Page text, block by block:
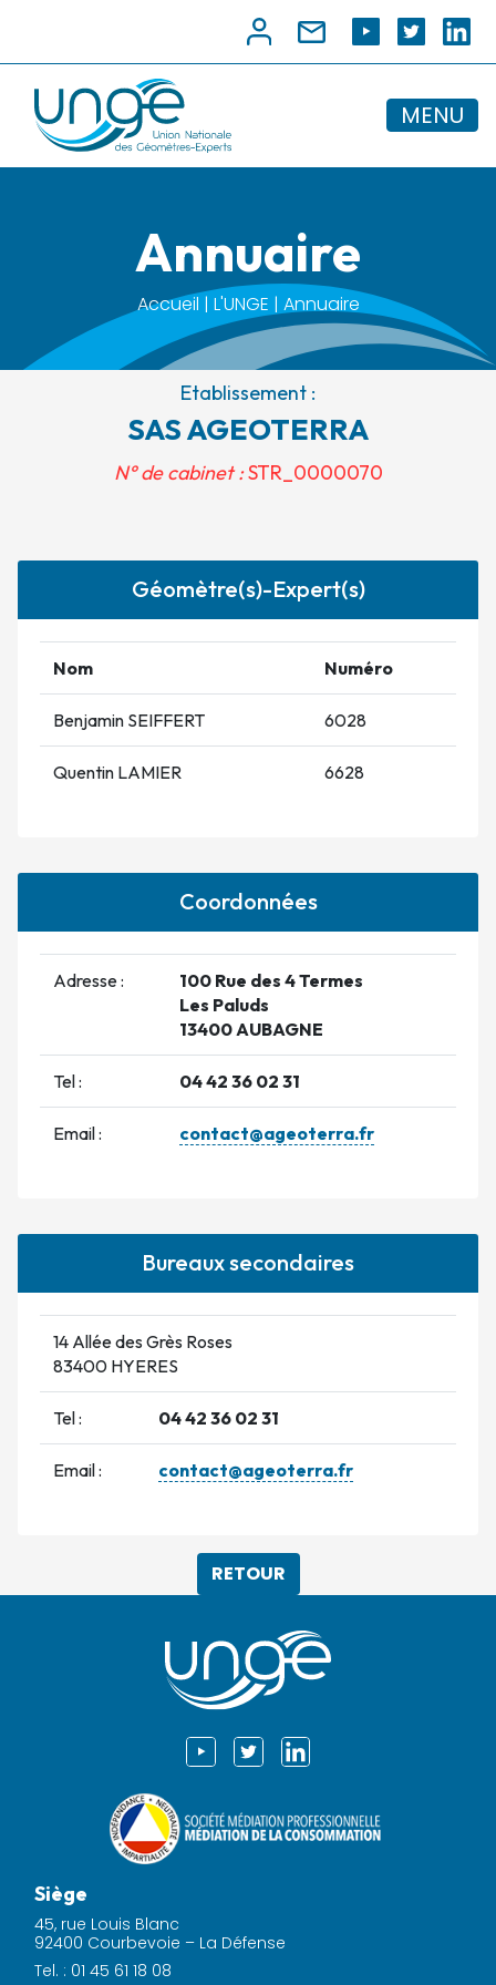
MENU
Annuaire
Accueil | L'UNGE | Annuaire
Etablissement :
SAS AGEOTERRA
N° de cabinet :STR_0000070
Géomètre(s)-Expert(s)
Nom Numéro
Benjamin SEIFFERT 6028
Quentin LAMIER 6628
Coordonnées
Adresse :
100 Rue des 4 Termes
Les Paluds
13400 AUBAGNE
Tel : 04 42 36 02 31
Email : contact@ageoterra.fr
Bureaux secondaires
14 Allée des Grès Roses
83400 HYERES
Tel : 04 42 36 02 31
Email : contact@ageoterra.fr
RETOUR
Siège
45, rue Louis Blanc
92400 Courbevoie – La Défense
Tel. : 01 45 61 18 08